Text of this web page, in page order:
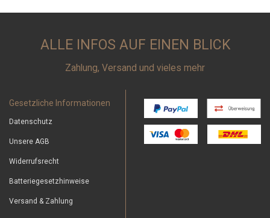
ALLE INFOS AUF EINEN BLICK
Zahlung, Versand und vieles mehr
Gesetzliche Informationen
Datenschutz
Unsere AGB
Widerrufsrecht
Batteriegesetzhinweise
Versand & Zahlung